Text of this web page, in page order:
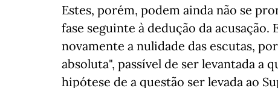
Estes, porém, podem ainda não se
fase seguinte à dedução da
novamente a nulidade das escutas,
absoluta", passível de ser levantada a
hipótese de a questão ser levada ao